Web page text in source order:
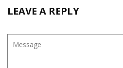
LEAVE A REPLY